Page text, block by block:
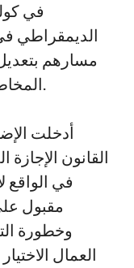
في
الديمقراطي
مسارهم
المخاطر المتزايدة التي يواجهها العمال.
أدخلت
القانون
في الواقع
مقبول
وخطورة
العمال